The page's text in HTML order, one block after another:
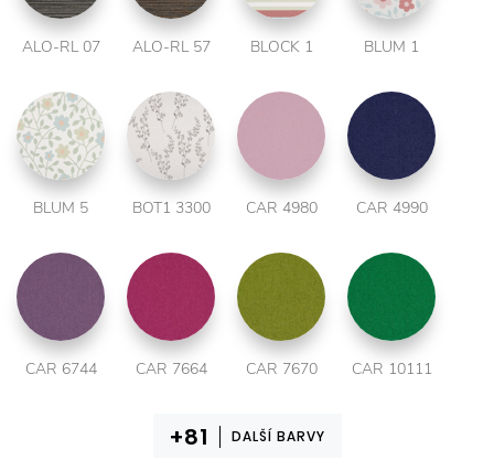
ALO-RL 07 ALO-RL 57 BLOCK 1 BLUM 1
BLUM 5 BOT1 3300 CAR 4980 CAR 4990
CAR 6744 CAR 7664 CAR 7670 CAR 10111
DALŠÍ BARVY